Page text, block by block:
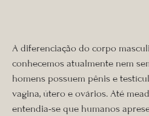
A diferenciação do corpo
conhecemos atualmente nem
homens possuem pênis e
vagina, útero e ovários. Até
entendia-se que humanos